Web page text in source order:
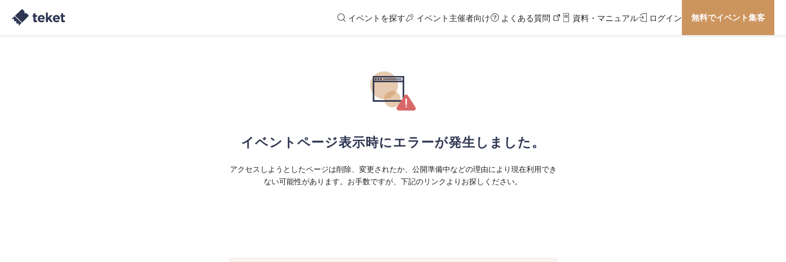
イベントを探す イベント主催者向け よくある質問 資料・マニュアル ログイン 無料でイベント集客
イベントページ表示時にエラーが発生しました。
アクセスしようとしたページは削除、変更されたか、公開準備中などの理由により現在利用でき
ない可能性があります。お手数ですが、下記のリンクよりお探しください。